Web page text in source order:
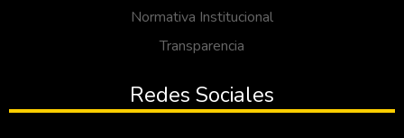
Normativa Institucional
Transparencia
Redes Sociales